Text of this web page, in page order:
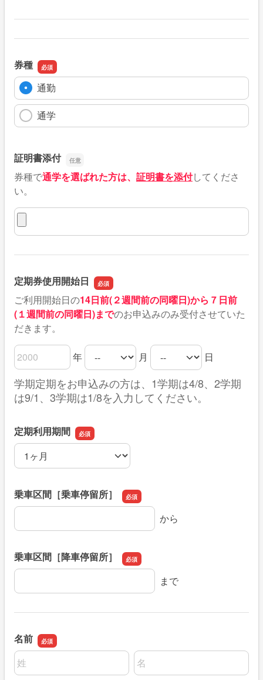
券種
通勤
通学
証明書添付
券種で通学を選ばれた方は、 証明書を添付してくださ
い。
証明書添付
定期券使用開始日
ご利用開始日の14日前(２週間前の同曜日)から７日前
(１週間前の同曜日)までのお申込みのみ受付させていた
だきます。
定期券使用開始日の年
年
定期券使用開始日の月 月
定期券使用開始日の日 日
学期定期をお申込みの方は、1学期は4/8、2学期
は9/1、3学期は1/8を入力してください。
定期利用期間
定期利用期間
乗車区間［乗車停留所］
乗車区間［乗車停留所］
から
乗車区間［降車停留所］
乗車区間［降車停留所］
まで
名前
名前の姓
名前の名